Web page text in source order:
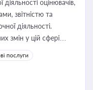
оцінювачів,
звітністю та
діяльності.
змін у цій сфері
юриста або
оренди
і перевірки
послуги